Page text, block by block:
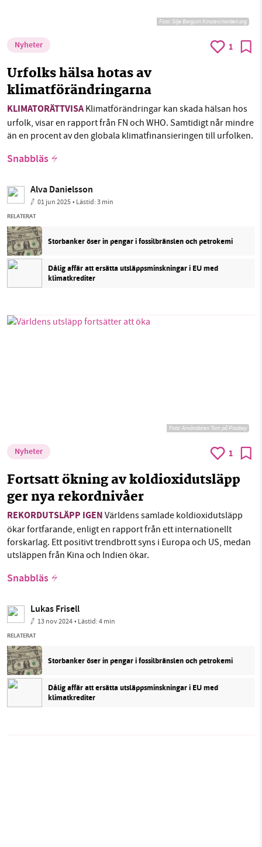
Foto:Silje Bergum Kinsten/norden.org
Nyheter 1
Urfolks hälsa hotas av
klimatförändringarna
KLIMATORÄTTVISAKlimatförändringar kan skada hälsan hos
urfolk, visar en rapport från FN och WHO. Samtidigt når mindre
än en procent av den globala klimatfinansieringen till urfolken.
Snabbläs
Alva Danielsson
01 jun 2025• Lästid:3 min
RELATERAT
Storbanker öser in pengar i fossilbränslen och petrokemi
Dålig affär att ersätta utsläppsminskningar i EU med
klimatkrediter
Foto:Användaren Tom på Pixabay
Nyheter 1
Fortsatt ökning av koldioxidutsläpp
ger nya rekordnivåer
REKORDUTSLÄPP IGEN Världens samlade koldioxidutsläpp
ökar fortfarande, enligt en rapport från ett internationellt
forskarlag. Ett positivt trendbrott syns i Europa och US, medan
utsläppen från Kina och Indien ökar.
Snabbläs
Lukas Frisell
13 nov 2024• Lästid:4 min
RELATERAT
Storbanker öser in pengar i fossilbränslen och petrokemi
Dålig affär att ersätta utsläppsminskningar i EU med
klimatkrediter